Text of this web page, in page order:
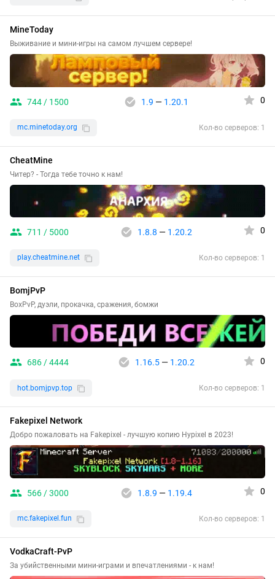
MineToday
Выживание и мини-игры на самом лучшем сервере!
744 / 1500 1.9 — 1.20.1 0
mc.minetoday.org Кол-во серверов: 1
CheatMine
Читер? - Тогда тебе точно к нам!
711 / 5000 1.8.8 — 1.20.2 0
play.cheatmine.net Кол-во серверов: 1
BomjPvP
BoxPvP, дуэли, прокачка, сражения, бомжи
686 / 4444 1.16.5— 1.20.2 0
hot.bomjpvp.top Кол-во серверов: 1
Fakepixel Network
Добро пожаловать на Fakepixel - лучшую копию Hypixel в 2023!
566 / 3000 1.8.9 — 1.19.4 0
mc.fakepixel.fun Кол-во серверов: 1
VodkaCraft-PvP
За убийственными мини-играми и впечатлениями - к нам!